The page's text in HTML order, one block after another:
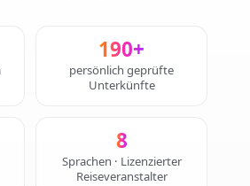
190+
persönlich geprüfte
Unterkünfte
8
Sprachen · Lizenzierter
Reiseveranstalter